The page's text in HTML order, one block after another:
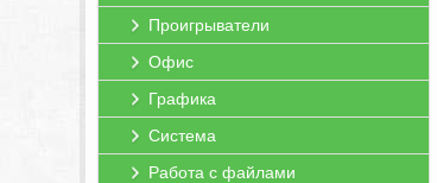
Проигрыватели
Офис
Графика
Система
Работа с файлами